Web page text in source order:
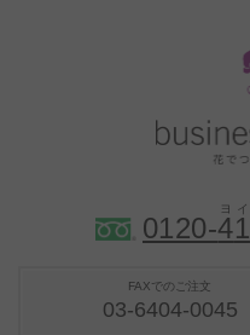
0120-41
FAXでのご注文
03-6404-0045